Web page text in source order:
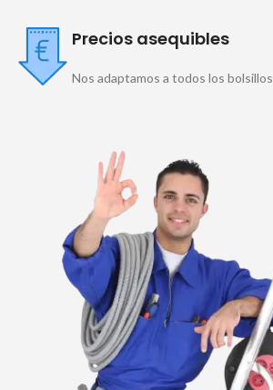
Precios asequibles
Nos adaptamos a todos los bolsillos